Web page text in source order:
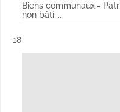
Biens communaux.-
non bâti,...
Résultat n°
18